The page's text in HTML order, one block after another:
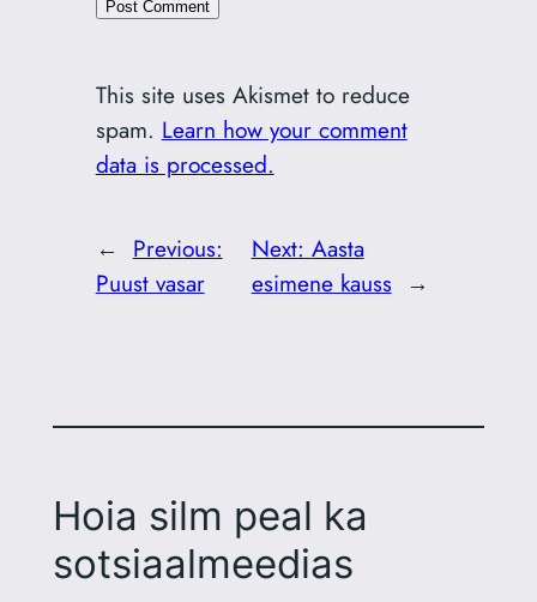
This site uses Akismet to reduce
spam. Learn how your comment
data is processed.
← Previous:
Puust vasar
Next: Aasta
esimene kauss →
Hoia silm peal ka
sotsiaalmeedias